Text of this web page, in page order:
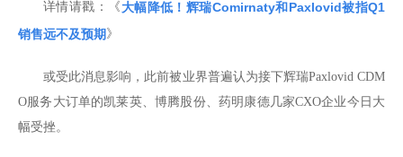
详情请戳：《 大幅降低！辉瑞Comirnaty和Paxlovid被指Q1
销售远不及预期 》
或受此消息影响，此前被业界普遍认为接下辉瑞Paxlovid CDM
O服务大订单的凯莱英、博腾股份、药明康德几家CXO企业今日大
幅受挫。